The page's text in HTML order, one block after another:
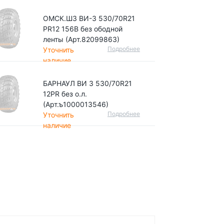
ОМСК.ШЗ ВИ-3 530/70R21
PR12 156B без ободной
ленты (Арт.82099863)
Уточнить
наличие
Подробнее
БАРНАУЛ ВИ 3 530/70R21
12PR без о.л.
(Арт.ъ1000013546)
Уточнить
наличие
Подробнее